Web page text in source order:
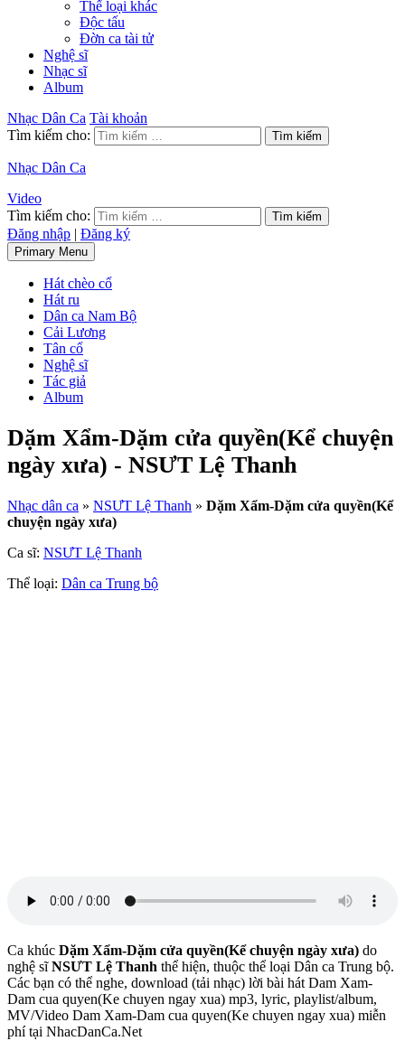
Thể loại khác
Độc tấu
Đờn ca tài tử
Nghệ sĩ
Nhạc sĩ
Album
Nhạc Dân Ca Tài khoản
Tìm kiếm cho:
Nhạc Dân Ca
Video
Tìm kiếm cho:
Đăng nhập | Đăng ký
Primary Menu
Hát chèo cổ
Hát ru
Dân ca Nam Bộ
Cải Lương
Tân cổ
Nghệ sĩ
Tác giả
Album
Dặm Xẩm-Dặm cửa quyền(Kể chuyện
ngày xưa) - NSƯT Lệ Thanh
Nhạc dân ca » NSƯT Lệ Thanh » Dặm Xẩm-Dặm cửa quyền(Kể
chuyện ngày xưa)
Ca sĩ: NSƯT Lệ Thanh
Thể loại: Dân ca Trung bộ
Ca khúc Dặm Xẩm-Dặm cửa quyền(Kể chuyện ngày xưa) do
nghệ sĩNSƯT Lệ Thanh thể hiện, thuộc thể loại Dân ca Trung bộ.
Các bạn có thể nghe, download (tải nhạc) lời bài hát Dam Xam-
Dam cua quyen(Ke chuyen ngay xua) mp3, lyric, playlist/album,
MV/Video Dam Xam-Dam cua quyen(Ke chuyen ngay xua) miễn
phí tại NhacDanCa.Net